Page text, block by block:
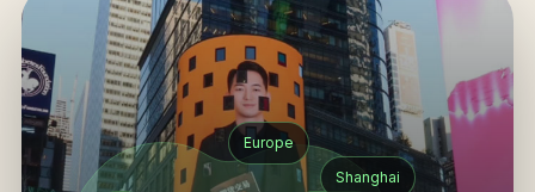
Shanghai
Europe